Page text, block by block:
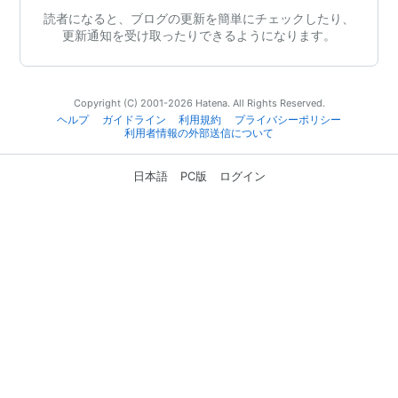
読者になると、ブログの更新を簡単にチェックしたり、
更新通知を受け取ったりできるようになります。
Copyright (C) 2001-2026 Hatena. All Rights Reserved.
ヘルプ
ガイドライン 利用規約
プライバシーポリシー
利用者情報の外部送信について
日本語 PC版 ログイン